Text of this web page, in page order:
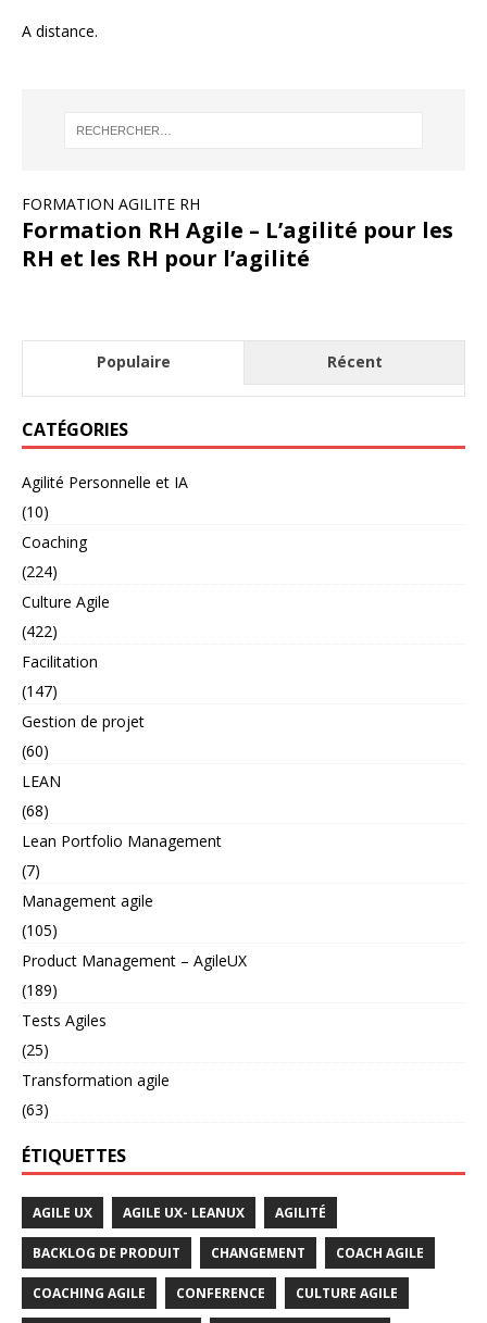
A distance.
FORMATION AGILITE RH
Formation RH Agile – L’agilité pour les
RH et les RH pour l’agilité
Populaire Récent
CATÉGORIES
Agilité Personnelle et IA
(10)
Coaching
(224)
Culture Agile
(422)
Facilitation
(147)
Gestion de projet
(60)
LEAN
(68)
Lean Portfolio Management
(7)
Management agile
(105)
Product Management – AgileUX
(189)
Tests Agiles
(25)
Transformation agile
(63)
ÉTIQUETTES
AGILE UX AGILE UX- LEANUX AGILITÉ
BACKLOG DE PRODUIT CHANGEMENT COACH AGILE
COACHING AGILE CONFERENCE CULTURE AGILE